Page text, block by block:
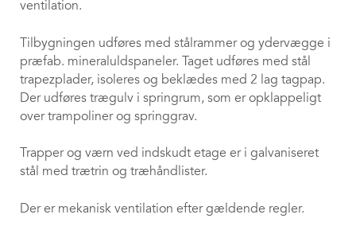
ventilation.
Tilbygningen udføres med stålrammer og ydervægge i
præfab. mineraluldspaneler. Taget udføres med stål
trapezplader, isoleres og beklædes med 2 lag tagpap.
Der udføres trægulv i springrum, som er opklappeligt
over trampoliner og springgrav.
Trapper og værn ved indskudt etage er i galvaniseret
stål med trætrin og træhåndlister.
Der er mekanisk ventilation efter gældende regler.